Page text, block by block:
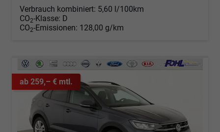
Verbrauch kombiniert: 5,60 l/100km
CO2-Klasse: D
CO2-Emissionen: 128,00 g/km
ab 259,– € mtl.